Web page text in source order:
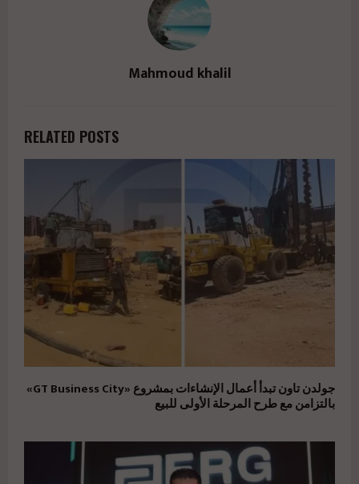
Mahmoud khalil
RELATED POSTS
جولدن تاون تبدأ أعمال الإنشاءات بمشروع «GT Business City»
بالتزامن مع طرح المرحلة الأولى للبيع